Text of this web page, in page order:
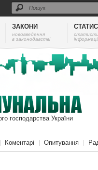
ЗАКОНИ
нововведення
в законодавстві
господарства України
Коментарі Опитування